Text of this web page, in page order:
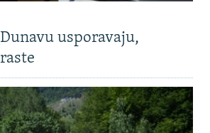
usporavaju,